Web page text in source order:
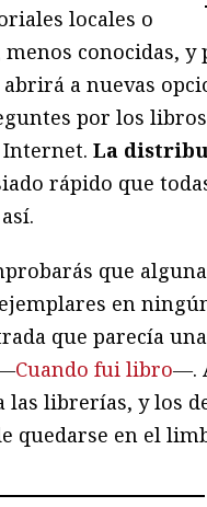
locales o
menos conocidas,
a nuevas
por los
La
rápido que
que
en
que parecía
Cuando fui libro―.
las librerías, y los
quedarse en el